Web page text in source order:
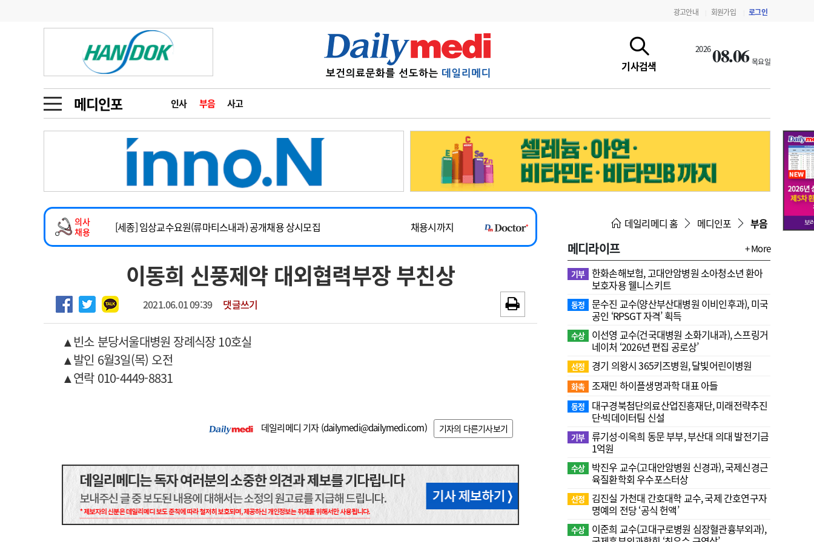
광고안내 회원가입 로그인
기사검색
202608.06 목요일
메디인포 인사 부음 사고
금주의 검색어
1
의사인력 수급 추계
3
AI의료
4
전공의 모집 결과
6
관리급여 실시
지필공 지원책
수련환경 개선
의과대학 입시
인사 사고
오피니언 수첩
인물 피플
동영상뉴스
포토뉴스
메디 Hospital 지역병원 중소병원
인포메이션 행정처분 판례 정책/통계 공시 지침·기준·평가 약제급여 심사 결과
회사소개 법적고지 광고안내
의사
채용
임상전담교원 및 전임의 초빙
~2026-08-31
[해운대] 2026년 하반기 인턴 모집
채용시까지
[세종] 임상교수요원(류마티스내과) 공개채용 상시모집
채용시까지
정형외과 일반의 초빙
~2026-08-15
임상전담교원 및 전임의 초빙
~2026-08-31
[해운대] 2026년 하반기 인턴 모집
이동희 신풍제약 대외협력부장 부친상
2021.06.01 09:39 댓글쓰기
▲빈소 분당서울대병원 장례식장 10호실
▲발인 6월3일(목) 오전
▲연락 010-4449-8831
데일리메디 기자 (dailymedi@dailymedi.com) 기자의 다른기사보기
데일리메디 홈 메디인포 부음
메디라이프 + More
기부 한화손해보험, 고대안암병원 소아청소년 환아
보호자용 웰니스키트
동정
문수진 교수( 양산부산대병원 이비인후과), 미국
공인 ‘RPSGT 자격’ 획득
수상
이선영 교수(건국대병원 소화기내과), 스프링거
네이처 ‘2026년 편집 공로상’
선정 경기 의왕시 365키즈병원, 달빛어린이병원
화촉 조재민 하이플생명과학 대표 아들
동정
대구경북첨단의료산업진흥재단, 미래전략추진
단·빅데이터팀 신설
기부 류기성·이옥희 동문 부부, 부산대 의대 발전기금
1억원
수상
박진우 교수(고대안암병원 신경과), 국제신경근
육질환학회 우수포스터상
선정
김진실 가천대 간호대학 교수, 국제 간호연구자
명예의 전당 ‘공식 헌액’
수상
이준희 교수(고대구로병원 심장혈관흉부외과),